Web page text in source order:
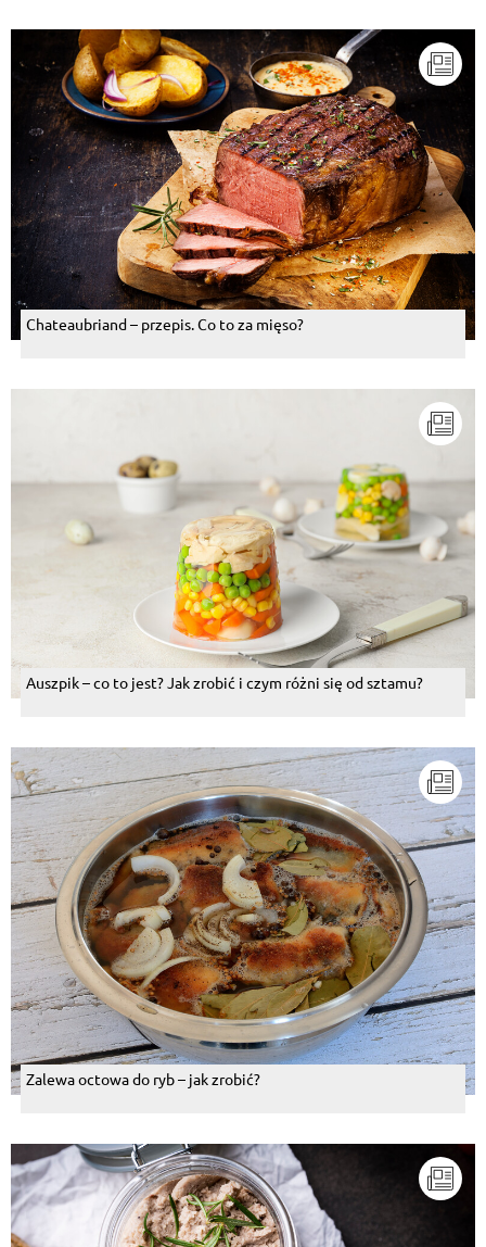
Chateaubriand – przepis. Co to za mięso?
Auszpik – co to jest? Jak zrobić i czym różni się od sztamu?
Zalewa octowa do ryb – jak zrobić?